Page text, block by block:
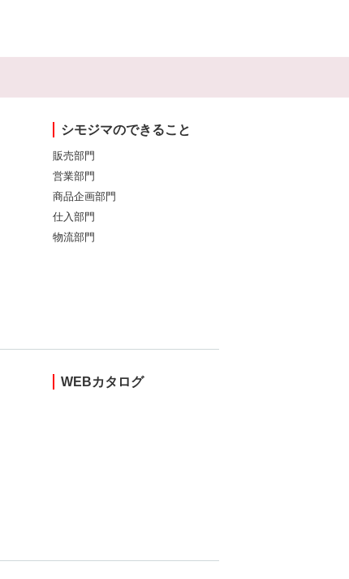
シモジマのできること
販売部門
営業部門
商品企画部門
仕入部門
物流部門
WEBカタログ